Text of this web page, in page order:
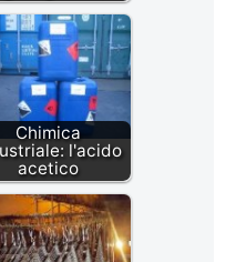
Chimica
l'acido
acetico